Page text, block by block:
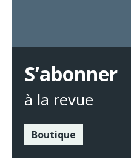
S’abonner
à la revue
Boutique